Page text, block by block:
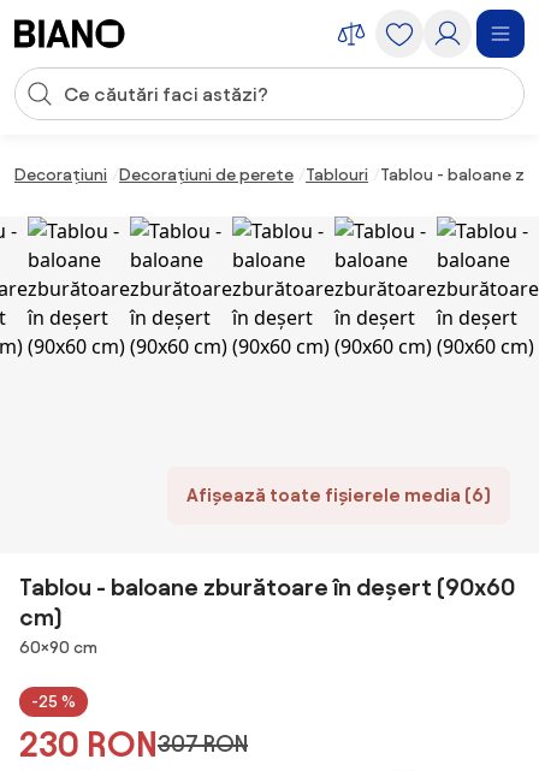
Introducerea căutării
Decorațiuni Decorațiuni de perete Tablouri Tablou - baloane
Afișează toate fișierele media (6)
Tablou - baloane zburătoare în deșert (90x60
cm)
Dimensiuni
60×90 cm
-25 %
230 RON307 RON